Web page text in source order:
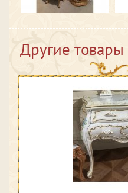
Другие товары